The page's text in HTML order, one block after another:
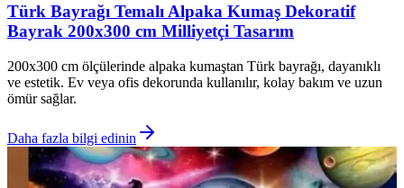
Türk Bayrağı Temalı Alpaka Kumaş Dekoratif
Bayrak 200x300 cm Milliyetçi Tasarım
200x300 cm ölçülerinde alpaka kumaştan Türk bayrağı, dayanıklı
ve estetik. Ev veya ofis dekorunda kullanılır, kolay bakım ve uzun
ömür sağlar.
Daha fazla bilgi edinin